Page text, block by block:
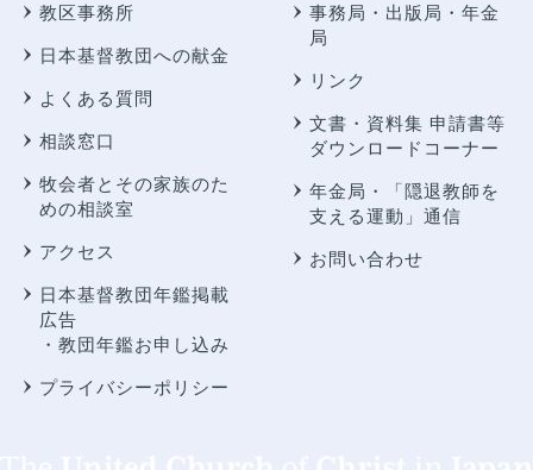
教区事務所
日本基督教団への献金
よくある質問
相談窓口
牧会者とその家族のた
めの相談室
アクセス
日本基督教団年鑑掲載
広告
・教団年鑑お申し込み
プライバシーポリシー
事務局・出版局・年金
局
リンク
文書・資料集 申請書等
ダウンロードコーナー
年金局・
「隠退教師を
支える運動」通信
お問い合わせ